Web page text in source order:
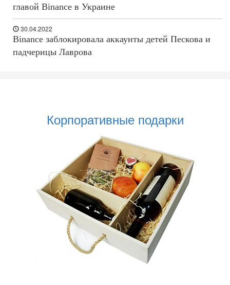
главой Binance в Украине
30.04.2022
Binance заблокировала аккаунты детей Пескова и
падчерицы Лаврова
Корпоративные подарки